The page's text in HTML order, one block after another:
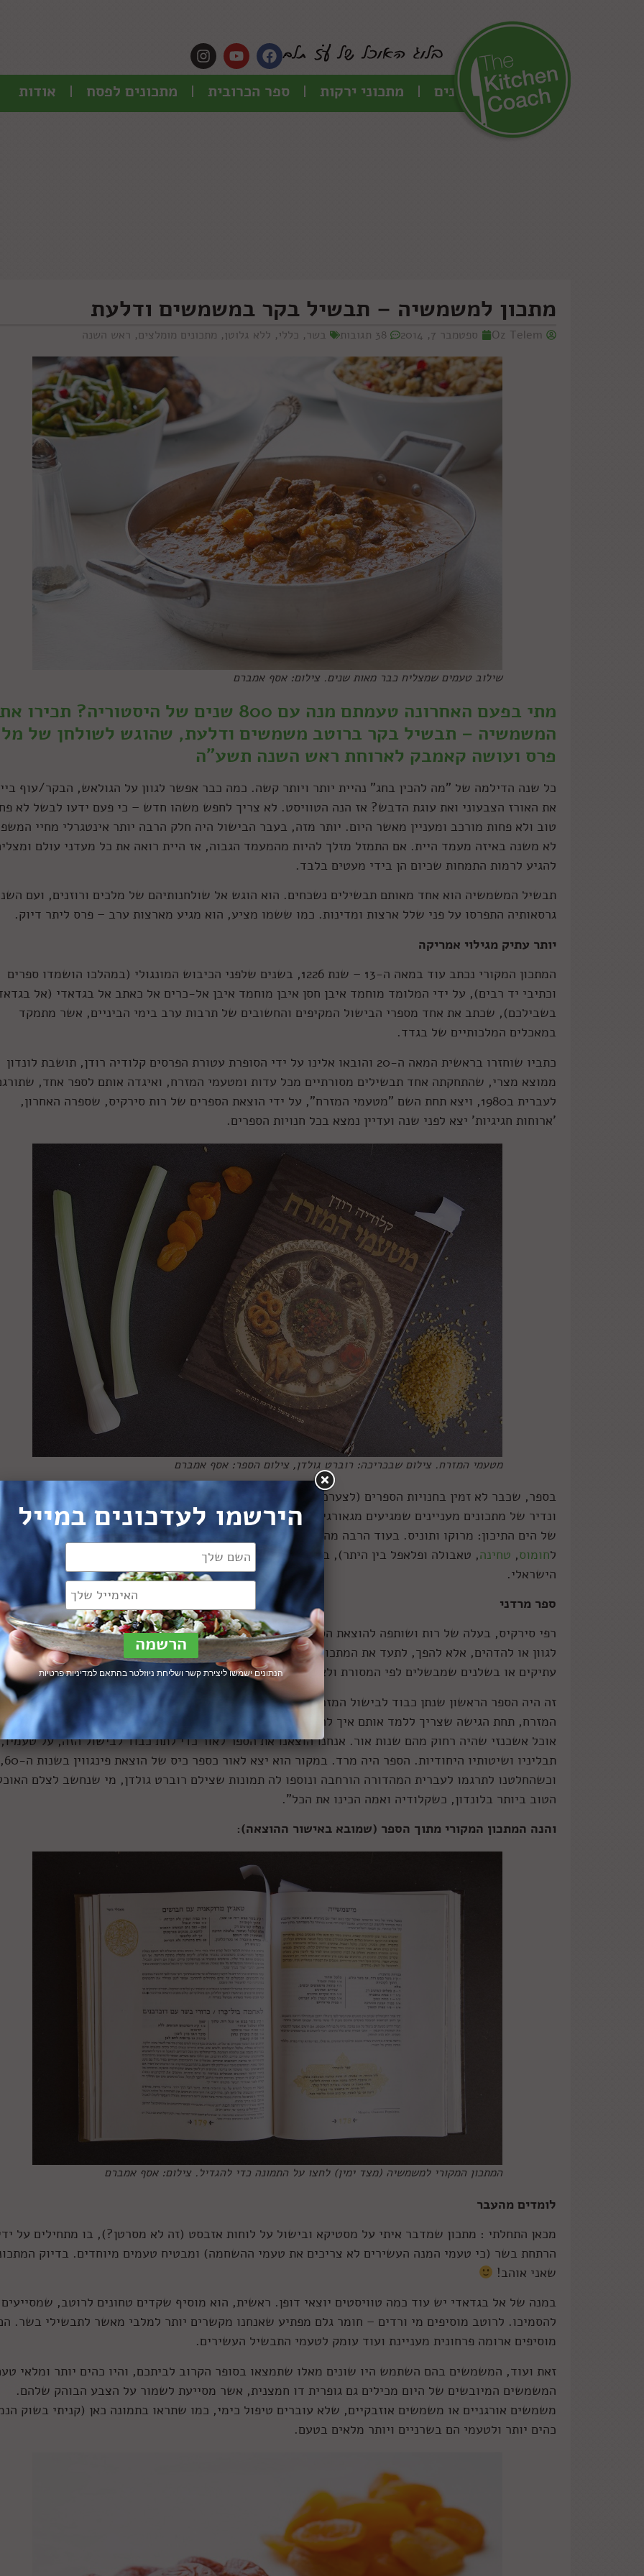
כל המתכונים מתכוני ירקות ספר הכרובית מתכונים לפסח אודות
מתכון למשמשיה – תבשיל בקר במשמשים ודלעת
Oz Telem ספטמבר 7, 2014 38 תגובות בשר, כללי, ללא גלוטן, מתכונים מומלצים, ראש השנה
שילוב טעמים שמצליח כבר מאות שנים. צילום: אסף אמברם
מתי בפעם האחרונה טעמתם מנה עם 800 שנים של היסטוריה? תכירו
המשמשיה – תבשיל בקר ברוטב משמשים ודלעת, שהוגש לשולחן של
פרס ועושה קאמבק לארוחת ראש השנה תשע"ה
כל שנה הדילמה של "מה להכין בחג" נהיית יותר ויותר קשה. כמה כבר אפשר לגוון על הגולאש, הבקר/עוף
את האורז הצבעוני ואת עוגת הדבש? אז הנה הטוויסט. לא צריך לחפש משהו חדש – כי פעם ידעו לבשל לא
טוב ולא פחות מורכב ומעניין מאשר היום. יותר מזה, בעבר הבישול היה חלק הרבה יותר אינטגרלי מחיי
לא משנה באיזה מעמד היית. אם התמזל מזלך להיות מהמעמד הגבוה, אז היית רואה את כל מעדני עולם
להגיע לרמות התמחות שכיום הן בידי מעטים בלבד.
תבשיל המשמשיה הוא אחד מאותם תבשילים נשכחים. הוא הוגש אל שולחנותיהם של מלכים ורוזנים, ועם
גרסאותיה התפרסו על פני שלל ארצות ומדינות. כמו ששמו מציע, הוא מגיע מארצות ערב – פרס ליתר דיוק.
יותר עתיק מגילוי אמריקה
המתכון המקורי נכתב עוד במאה ה-13 – שנת 1226, בשנים שלפני הכיבוש המונגולי (במהלכו הושמדו ספרים
וכתיבי יד רבים), על ידי המלומד מוחמד איבן חסן איבן מוחמד איבן אל-כרים אל כאתב אל בגדאדי (אל
בשבילכם), שכתב את אחד מספרי הבישול המקיפים והחשובים של תרבות ערב בימי הביניים, אשר מתמקד
במאכלים המלכותיים של בגדד.
כתביו שוחזרו בראשית המאה ה-20 והובאו אלינו על ידי הסופרת עטורת הפרסים קלודיה רודן, תושבת לונדון
ממוצא מצרי, שהתחקתה אחד תבשילים מסורתיים מכל עדות ומטעמי המזרח, ואיגדה אותם לספר אחד,
לעברית ב1980, ויצא תחת השם "מטעמי המזרח", על ידי הוצאת הספרים של רות סירקיס, שספרה האחרון,
'ארוחות חגיגיות' יצא לפני שנה ועדיין נמצא בכל חנויות הספרים.
מטעמי המזרח. צילום שבכריכה: רוברט גולדן, צילום הספר: אסף אמברם
בספר, שכבר לא זמין בחנויות הספרים (לצערכם, אבל אפשר להשיגו בחנויות ספרים יש שניה), יש אוסף רחב
ונדיר של מתכונים מעניינים שמגיעים מגאורגיה, טורקיה, עיראק ופרס, דרך ארץ ישראל והלבנט ועד הצד
של הים התיכון: מרוקו ותוניס. בעוד הרבה מהם נחשבים היום כחלק בלתי נפרד מהמטבח שלנו (עם מתכונים
לחומוס, טחינה, טאבולה ופלאפל בין היתר), בשנת יציאתו של הספר הוא היה לא פחות ממהפכה בעולם
הישראלי.
ספר מרדני
רפי סירקיס, בעלה של רות ושותפה להוצאת הספרים, מסביר: “קלודיה רודן לא התיימרה למצוא ולהמציא,
לגוון או להדהים, אלא להפך, לתעד את המתכונים המשפחתיים והשקיעה זמן ומרץ רב בחיפוש אחר טקסטים
עתיקים או בשלנים שמבשלים לפי המסורת ולא חורגים ממנה.
זה היה הספר הראשון שנתן כבוד לבישול המזרחי. כל הספרות אז הייתה חצי פוליטית, וניסתה לחנך את עדות
המזרח, תחת הגישה שצריך ללמד אותם איך להשתמש נכון במצרכים של ארץ ישראל, וניסתה לחנך אותם
אוכל אשכנזי שהיה רחוק מהם שנות אור. אנחנו הוצאנו את הספר לאור כדי לתת כבוד לבישול הזה, על טעמיו,
תבליניו ושיטותיו היחודיות. הספר היה מרד. במקור הוא יצא לאור כספר כיס של הוצאת פינגווין בשנות ה-60,
וכשהחלטנו לתרגמו לעברית המהדורה הורחבה ונוספו לה תמונות שצילם רוברט גולדן, מי שנחשב לצלם
הטוב ביותר בלונדון, כשקלודיה ואמה הכינו את הכל”.
והנה המתכון המקורי מתוך הספר (שמובא באישור ההוצאה):
המתכון המקורי למשמשיה (מצד ימין) לחצו על התמונה כדי להגדיל. צילום: אסף אמברם
לומדים מהעבר
מכאן התחלתי : מתכון שמדבר איתי על מסטיקא ובישול על לוחות אזבסט (זה לא מסרטן?), בו מתחילים על
הרתחת בשר (כי טעמי המנה העשירים לא צריכים את טעמי ההשחמה) ומבטיח טעמים מיוחדים. בדיוק
שאני אוהב!
במנה של אל בגדאדי יש עוד כמה טוויסטים יוצאי דופן. ראשית, הוא מוסיף שקדים טחונים לרוטב, שמסייעים
להסמיכו. לרוטב מוסיפים מי ורדים – חומר גלם מפתיע שאנחנו מקשרים יותר למלבי מאשר לתבשילי בשר.
מוסיפים ארומה פרחונית מעניינת ועוד עומק לטעמי התבשיל העשירים.
זאת ועוד, המשמשים בהם השתמש היו שונים מאלו שתמצאו בסופר הקרוב לביתכם, והיו כהים יותר ומלאי
המשמשים המיובשים של היום מכילים גם גופרית דו חמצנית, אשר מסייעת לשמור על הצבע הבוהק שלהם.
משמשים אורגניים או משמשים אוזבקיים, שלא עוברים טיפול כימי, כמו שתראו בתמונה כאן (קניתי בשוק
כהים יותר ולטעמי הם בשרניים ויותר מלאים בטעם.
הירשמו לעדכונים במייל
הנתונים ישמשו ליצירת קשר ושליחת ניוזלטר בהתאם למדיניות פרטיות